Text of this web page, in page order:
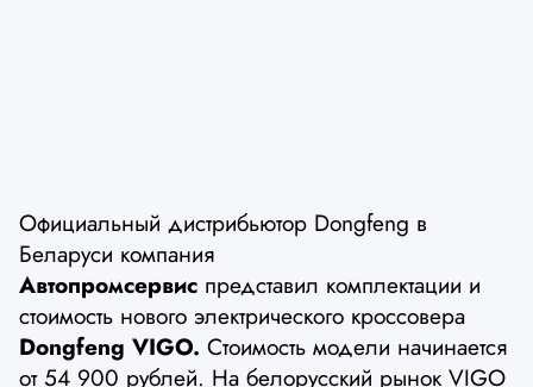
Официальный дистрибьютор Dongfeng в
Беларуси компания
Автопромсервис представил комплектации и
стоимость нового электрического кроссовера
Dongfeng VIGO. Стоимость модели начинается
от 54 900 рублей. На белорусский рынок VIGO